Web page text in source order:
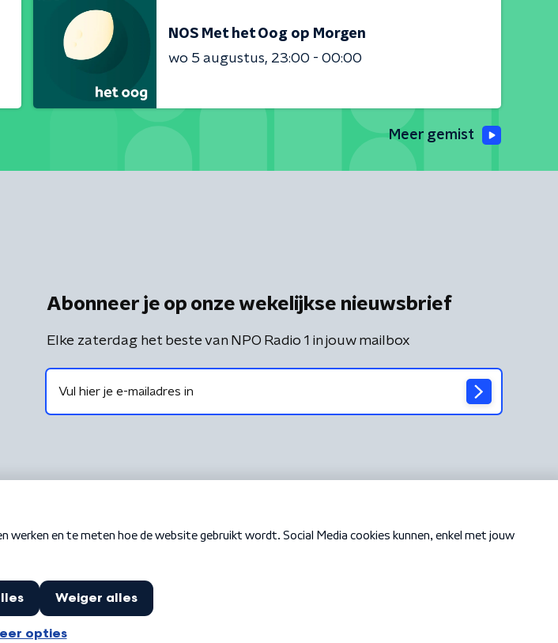
NOS Met het Oog op Morgen
wo 5 augustus 23:00 - 00:00
Meer gemist
Abonneer je op onze wekelijkse nieuwsbrief
Elke zaterdag het beste van NPO Radio 1 in jouw mailbox